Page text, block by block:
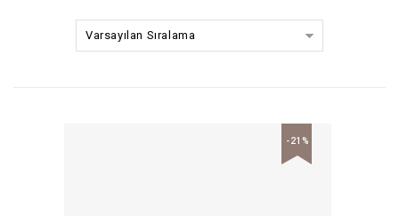
Varsayılan Sıralama
-21%